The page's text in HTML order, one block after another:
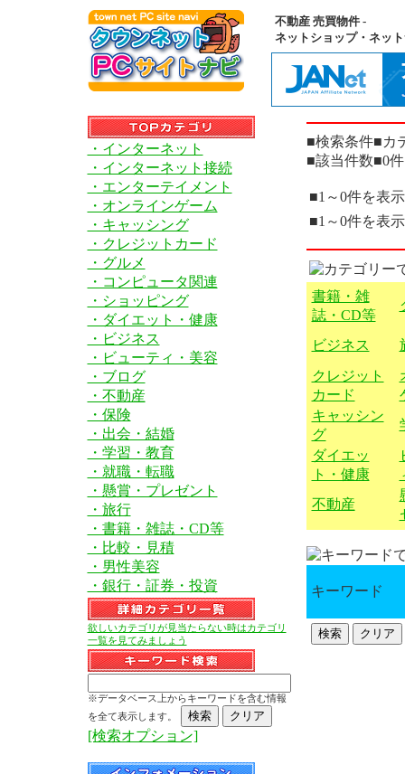
不動産 売買物件 -
ネットショップ・ネッ
・インターネット
・インターネット接続
・エンターテイメント
・オンラインゲーム
・キャッシング
・クレジットカード
・グルメ
・コンピュータ関連
・ショッピング
・ダイエット・健康
・ビジネス
・ビューティ・美容
・ブログ
・不動産
・保険
・出会・結婚
・学習・教育
・就職・転職
・懸賞・プレゼント
・旅行
・書籍・雑誌・CD等
・比較・見積
・男性美容
・銀行・証券・投資
欲しいカテゴリが見当たらない時はカテゴリ
一覧を見てみましょう
※データベース上からキーワードを含む情報
を全て表示します。
[検索オプション]
■検索条件■
■該当件数■0件
■1～0件を表
■1～0件を表
書籍・雑
誌・CD等
ビジネス
クレジット
カード
キャッシン
グ
ダイエッ
ト・健康
不動産
キーワード